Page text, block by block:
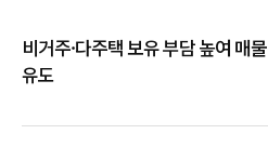
비거주·다주택 보유 부담 높여 매물
유도